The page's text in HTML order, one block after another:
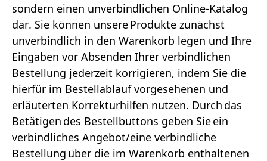
sondern einen unverbindlichen Online-Katalog
dar. Sie können unsere Produkte zunächst
unverbindlich in den Warenkorb legen und Ihre
Eingaben vor Absenden Ihrer verbindlichen
Bestellung jederzeit korrigieren, indem Sie die
hierfür im Bestellablauf vorgesehenen und
erläuterten Korrekturhilfen nutzen. Durch das
Betätigen des Bestellbuttons geben Sie ein
verbindliches Angebot/eine verbindliche
Bestellung über die im Warenkorb enthaltenen